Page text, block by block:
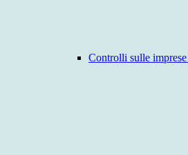
Controlli sulle imprese